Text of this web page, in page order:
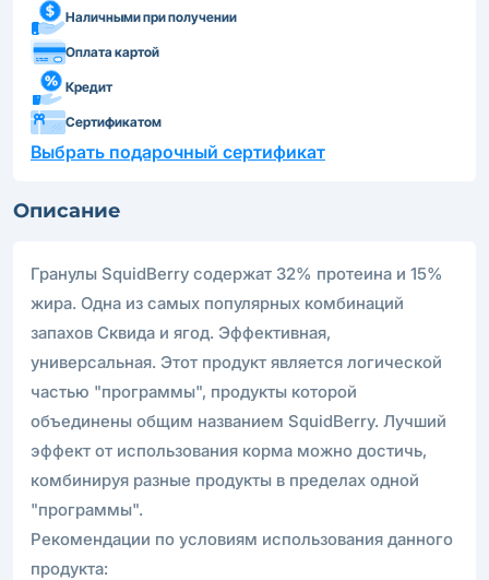
Наличными при получении
Оплата картой
Кредит
Сертификатом
Выбрать подарочный сертификат
Описание
Гранулы SquidBerry содержат 32% протеина и 15%
жира. Одна из самых популярных комбинаций
запахов Сквида и ягод. Эффективная,
универсальная. Этот продукт является логической
частью "программы", продукты которой
объединены общим названием SquidBerry. Лучший
эффект от использования корма можно достичь,
комбинируя разные продукты в пределах одной
"программы".
Рекомендации по условиям использования данного
продукта: